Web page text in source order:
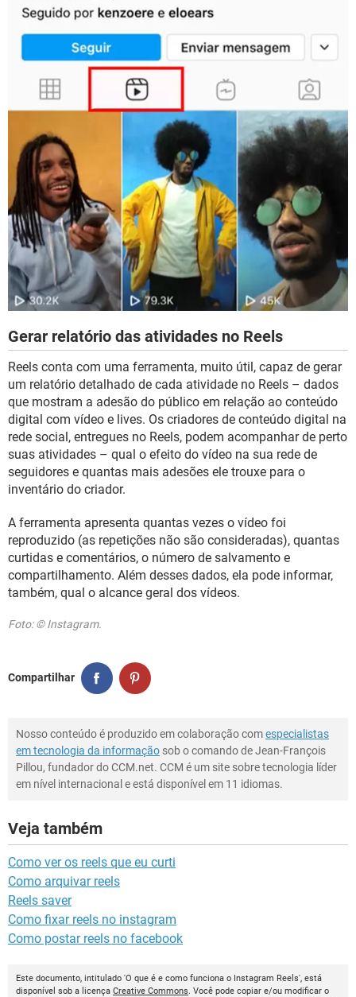
Gerar relatório das atividades no Reels
Reels conta com uma ferramenta, muito útil, capaz de gerar
um relatório detalhado de cada atividade no Reels – dados
que mostram a adesão do público em relação ao conteúdo
digital com vídeo e lives. Os criadores de conteúdo digital na
rede social, entregues no Reels, podem acompanhar de perto
suas atividades – qual o efeito do vídeo na sua rede de
seguidores e quantas mais adesões ele trouxe para o
inventário do criador.
A ferramenta apresenta quantas vezes o vídeo foi
reproduzido (as repetições não são consideradas), quantas
curtidas e comentários, o número de salvamento e
compartilhamento. Além desses dados, ela pode informar,
também, qual o alcance geral dos vídeos.
Foto: © Instagram.
Compartilhar
Nosso conteúdo é produzido em colaboração comespecialistas
em tecnologia da informação sob o comando de Jean-François
Pillou, fundador do CCM.net. CCM é um site sobre tecnologia líder
em nível internacional e está disponível em 11 idiomas.
Veja também
Como ver os reels que eu curti
Como arquivar reels
Reels saver
Como fixar reels no instagram
Como postar reels no facebook
Este documento, intitulado 'O que é e como funciona o Instagram Reels', está
disponível sob a licença Creative Commons. Você pode copiar e/ou modificar o